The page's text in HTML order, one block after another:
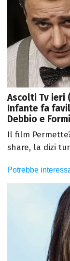
Ascolti Tv ieri
Infante fa
Debbio e
Il film
share, la dizi